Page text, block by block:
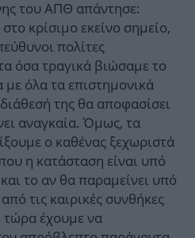
του ΑΠΘ απάντησε:
κρίσιμο εκείνο σημείο,
πολίτες
όσα τραγικά βιώσαμε το
όλα τα επιστημονικά
της θα αποφασίσει
αναγκαία. Όμως, τα
ο καθένας ξεχωριστά
η κατάσταση είναι υπό
το αν θα παραμείνει υπό
τις καιρικές συνθήκες
τώρα έχουμε να